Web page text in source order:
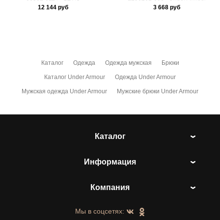
12 144 руб
3 668 руб
Каталог Одежда Одежда мужская Брюки
Каталог Under Armour Одежда Under Armour
Мужская одежда Under Armour Мужские брюки Under Armour
Каталог
Информация
Компания
Мы в соцсетях: